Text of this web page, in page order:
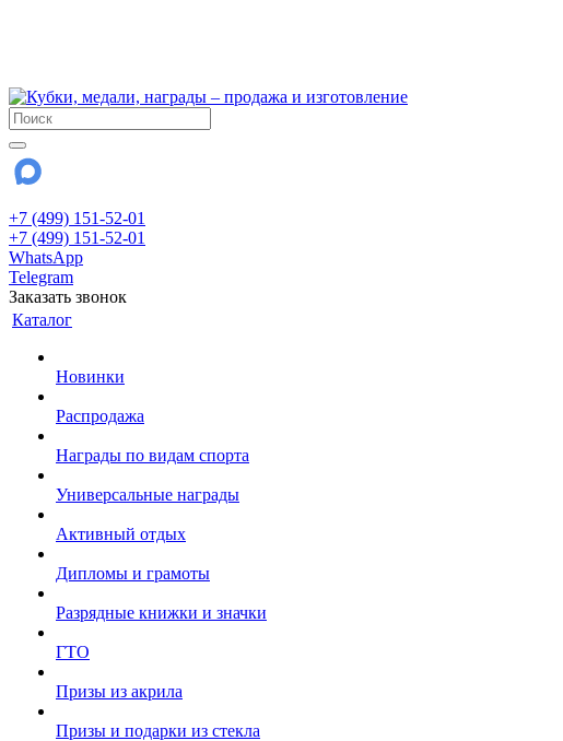
+7 (499) 151-52-01
+7 (499) 151-52-01
WhatsApp
Telegram
Заказать звонок
Каталог
Новинки
Распродажа
Награды по видам спорта
Универсальные награды
Активный отдых
Дипломы и грамоты
Разрядные книжки и значки
ГТО
Призы из акрила
Призы и подарки из стекла